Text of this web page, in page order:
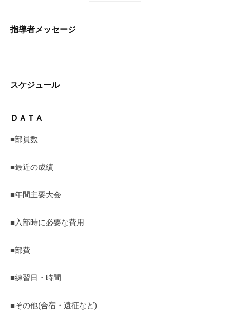
指導者メッセージ
スケジュール
ＤＡＴＡ
■部員数
■最近の成績
■年間主要大会
■入部時に必要な費用
■部費
■練習日・時間
■その他(合宿・遠征など)